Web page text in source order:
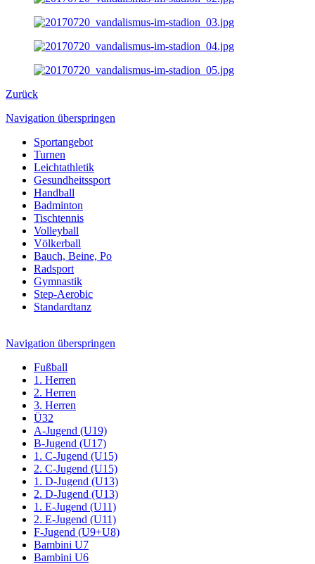
Zurück
Navigation überspringen
Sportangebot
Turnen
Leichtathletik
Gesundheitssport
Handball
Badminton
Tischtennis
Volleyball
Völkerball
Bauch, Beine, Po
Radsport
Gymnastik
Step-Aerobic
Standardtanz
Navigation überspringen
Fußball
1. Herren
2. Herren
3. Herren
Ü32
A-Jugend (U19)
B-Jugend (U17)
1. C-Jugend (U15)
2. C-Jugend (U15)
1. D-Jugend (U13)
2. D-Jugend (U13)
1. E-Jugend (U11)
2. E-Jugend (U11)
F-Jugend (U9+U8)
Bambini U7
Bambini U6